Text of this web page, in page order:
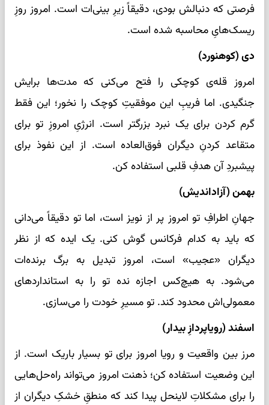
فرصتی که دنبالش بودی، دقیقاً زیرِ بینی‌ات است. امروز روزِ
ریسک‌هایِ محاسبه شده است.
دی (کوهنورد)
امروز قله‌ی کوچکی را فتح می‌کنی که مدت‌ها برایش
جنگیدی. اما فریبِ این موفقیتِ کوچک را نخور؛ این فقط
گرم کردن برای یک نبرد بزرگتر است. انرژیِ امروزِ تو برای
متقاعد کردنِ دیگران فوق‌العاده است. از این نفوذ برای
پیشبردِ آن هدفِ قلبی استفاده کن.
بهمن (آزاداندیش)
جهانِ اطرافِ تو امروز پر از نویز است، اما تو دقیقاً می‌دانی
که باید به کدام فرکانس گوش کنی. یک ایده که از نظر
دیگران «عجیب» است، امروز تبدیل به برگ برنده‌ات
می‌شود. به هیچ‌کس اجازه نده تو را به استانداردهای
معمولی‌اش محدود کند. تو مسیرِ خودت را می‌سازی.
اسفند (رویاپردازِ بیدار)
مرز بین واقعیت و رویا امروز برای تو بسیار باریک است. از
این وضعیت استفاده کن؛ ذهنت امروز می‌تواند راه‌حل‌هایی
را برای مشکلاتِ لاینحل پیدا کند که منطقِ خشکِ دیگران از